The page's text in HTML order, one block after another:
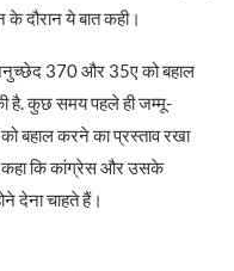
दौरान ये बात कही।
370 और 35ए को बहाल
है. कुछ समय पहले ही जम्मू-
बहाल करने का प्रस्ताव रखा
कहा कि कांग्रेस और उसके
देना चाहते हैं।